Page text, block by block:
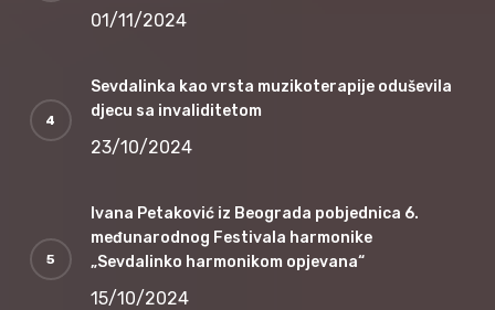
01/11/2024
Sevdalinka kao vrsta muzikoterapije oduševila
djecu sa invaliditetom
23/10/2024
Ivana Petaković iz Beograda pobjednica 6.
međunarodnog Festivala harmonike
„Sevdalinko harmonikom opjevana“
15/10/2024